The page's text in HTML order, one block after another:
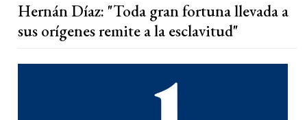
Hernán Díaz: "Toda gran fortuna llevada a
sus orígenes remite a la esclavitud"